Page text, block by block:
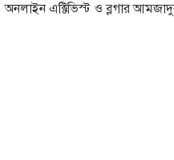
অনলাইন এক্টিভিস্ট ও ব্লগার